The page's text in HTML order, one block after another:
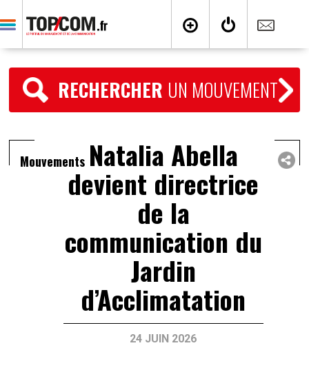
RECHERCHER UN MOUVEMENT
Mouvements Natalia Abella
devient directrice
de la
communication du
Jardin
d’Acclimatation
24 JUIN 2026